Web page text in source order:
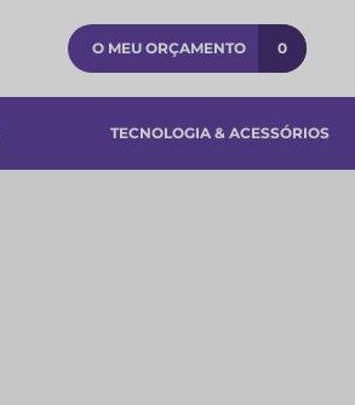
O MEU ORÇAMENTO 0
TECNOLOGIA & ACESSÓRIOS​